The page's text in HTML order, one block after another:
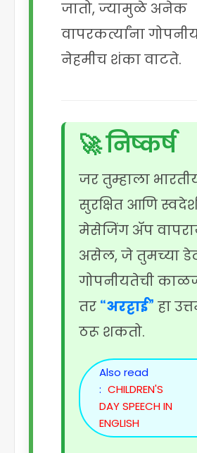
जातो, ज्यामुळे अनेक
वापरकर्त्यांना
नेहमीच शंका वाटते.
🚀 निष्कर्ष
जर तुम्हाला
सुरक्षित आणि
मेसेजिंग ॲप
असेल, जे तुमच्या
गोपनीयतेची
तर “अरट्टाई” हा
ठरू शकतो.
Also read
: CHILDREN'S
DAY SPEECH IN
ENGLISH